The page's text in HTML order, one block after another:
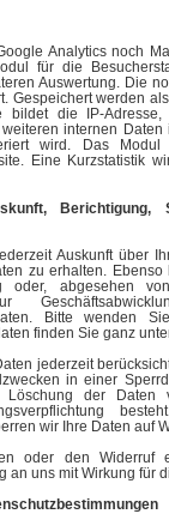
Analytics noch
für die
Auswertung. Die
Gespeichert werden
bildet die IP-
internen
wird. Das
Eine Kurzstatistik
Berichtigung,
Auskunft über
zu erhalten.
oder, abgesehen
Bitte wenden
finden Sie ganz
jederzeit
in einer
der Daten
wir Ihre Daten auf
oder den Widerruf
an uns mit Wirkung für